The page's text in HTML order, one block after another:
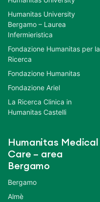
Humanitas University
Bergamo – Laurea
Infermieristica
Fondazione Humanitas per la
Ricerca
Fondazione Humanitas
Fondazione Ariel
La Ricerca Clinica in
Humanitas Castelli
Humanitas Medical
Care – area
Bergamo
Bergamo
Almè